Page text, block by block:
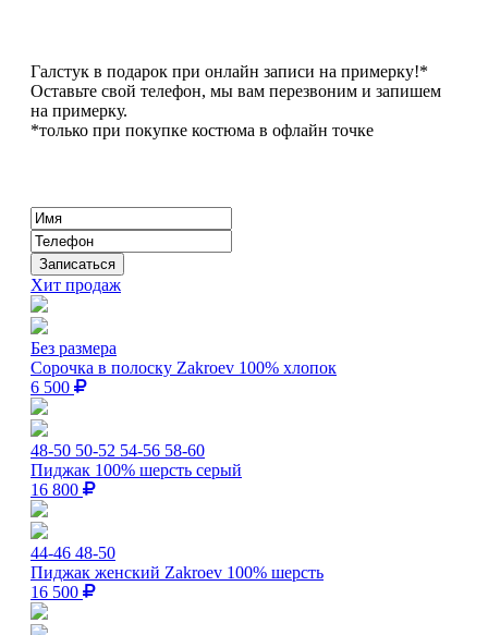
Галстук в подарок при онлайн записи на примерку!*
Оставьте свой телефон, мы вам перезвоним и запишем
на примерку.
*только при покупке костюма в офлайн точке
Хит продаж
Без размера
Сорочка в полоску Zakroev 100% хлопок
6 500
48-50 50-52 54-56 58-60
Пиджак 100% шерсть серый
16 800
44-46 48-50
Пиджак женский Zakroev 100% шерсть
16 500